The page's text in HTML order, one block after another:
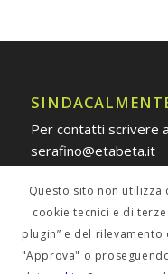
Per contatti scrivere
serafino@etabeta.it
POLICY PRIVACY
Questo sito non utilizza
cookie tecnici e di
plugin” e del
"Approva" o